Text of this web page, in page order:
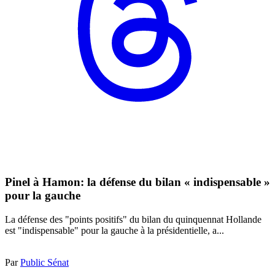
Pinel à Hamon: la défense du bilan « indispensable »
pour la gauche
La défense des "points positifs" du bilan du quinquennat Hollande
est "indispensable" pour la gauche à la présidentielle, a...
ParPublic Sénat